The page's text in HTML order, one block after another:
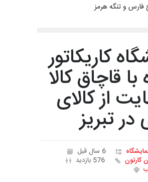
فارس و تنگه هرمز
کاریکاتور
با قاچاق کالا
از کالای
در تبریز
6 سال قبل
کارتون
576 بازدید